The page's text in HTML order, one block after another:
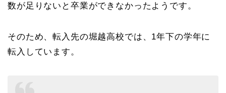
数が足りないと卒業ができなかったようです。
そのため、転入先の堀越高校では、1年下の学年に
転入しています。